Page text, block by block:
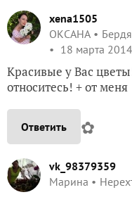
xena1505
ОКСАНА
18 марта
Красивые у Вас
относитесь! + от меня
Ответить ✿
vk_98379359
Марина